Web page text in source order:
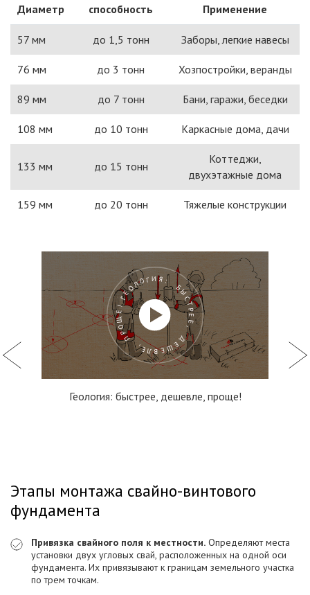
Диаметр способность Применение
57 мм до 1,5 тонн Заборы, легкие навесы
76 мм до 3 тонн Хозпостройки, веранды
89 мм до 7 тонн Бани, гаражи, беседки
108 мм до 10 тонн Каркасные дома, дачи
133 мм до 15 тонн
Коттеджи,
двухэтажные дома
159 мм до 20 тонн Тяжелые конструкции
ГЕОЛОГИЯ: БЫСТРЕЕ, ДЕШЕВЛЕ, ПРОЩЕ!
Геология: быстрее, дешевле, проще!
Этапы монтажа свайно-винтового
фундамента
Привязка свайного поля к местности. Определяют места
установки двух угловых свай, расположенных на одной оси
фундамента. Их привязывают к границам земельного участка
по трем точкам.